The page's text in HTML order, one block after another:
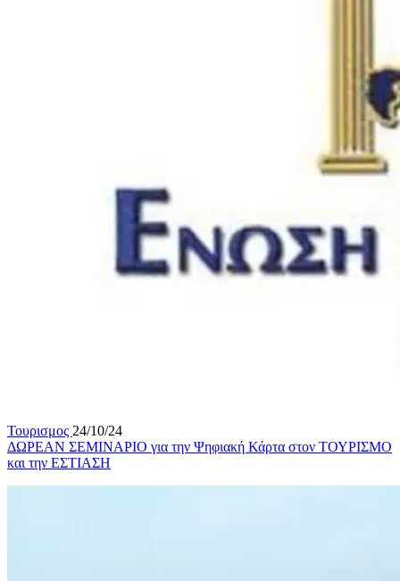
Τουρισμος 24/10/24
ΔΩΡΕΑΝ ΣΕΜΙΝΑΡΙΟ για την Ψηφιακή Κάρτα στον ΤΟΥΡΙΣΜΟ
και την ΕΣΤΙΑΣΗ